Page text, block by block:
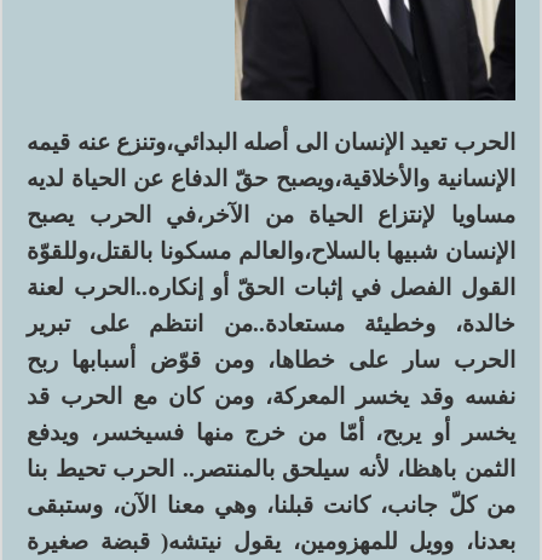
الحرب تعيد الإنسان الى أصله البدائي،وتنزع عنه قيمه
الإنسانية والأخلاقية،ويصبح حقّ الدفاع عن الحياة لديه
مساويا لإنتزاع الحياة من الآخر،في الحرب يصبح
الإنسان شبيها بالسلاح،والعالم مسكونا بالقتل،وللقوّة
القول الفصل في إثبات الحقّ أو إنكاره..الحرب لعنة
خالدة، وخطيئة مستعادة..من انتظم على تبرير
الحرب سار على خطاها، ومن قوّض أسبابها ربح
نفسه وقد يخسر المعركة، ومن كان مع الحرب قد
يخسر أو يربح، أمّا من خرج منها فسيخسر، ويدفع
الثمن باهظا، لأنه سيلحق بالمنتصر.. الحرب تحيط بنا
من كلّ جانب، كانت قبلنا، وهي معنا الآن، وستبقى
بعدنا، وويل للمهزومين، يقول نيتشه( قبضة صغيرة